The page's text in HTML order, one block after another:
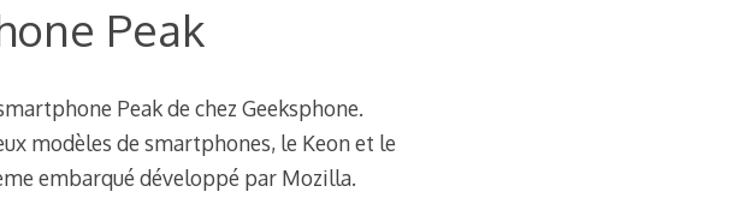
Peak
Peak de chez Geeksphone.
modèles de smartphones, le Keon et le
embarqué développé par Mozilla.